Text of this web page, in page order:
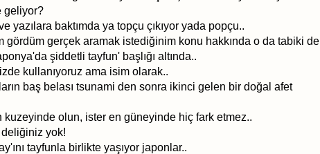
geliyor?
yazılara baktımda ya topçu çıkıyor yada popçu..
gördüm gerçek aramak istediğinim konu hakkında o da tabiki de
şiddetli tayfun' başlığı altında..
kullanıyoruz ama isim olarak..
baş belası tsunami den sonra ikinci gelen bir doğal afet
kuzeyinde olun, ister en güneyinde hiç fark etmez..
yok!
tayfunla birlikte yaşıyor japonlar..